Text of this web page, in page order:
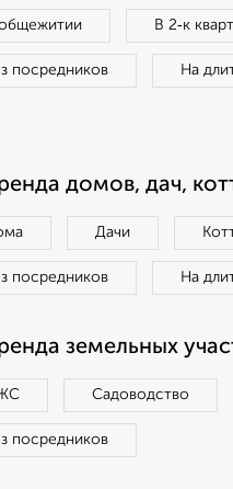
В 2‑к
посредников На
домов, дач,
Дачи
посредников На
земельных
Садоводство
посредников